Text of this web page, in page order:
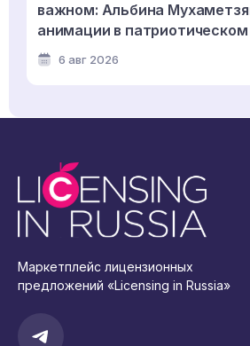
важном: Альбина
анимации в
6 авг 2026
Маркетплейс лицензионных
предложений «Licensing in Russia»